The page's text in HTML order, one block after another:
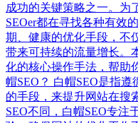
成功的关键策略之一。为
SEOer都在寻找各种有效
期、健康的优化手段，不
带来可持续的流量增长。
化的核心操作手法，帮助
帽SEO？ 白帽SEO是指
的手段，来提升网站在搜
SEO不同，白帽SEO专注